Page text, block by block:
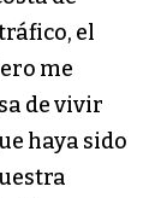
el
me
de vivir
haya sido